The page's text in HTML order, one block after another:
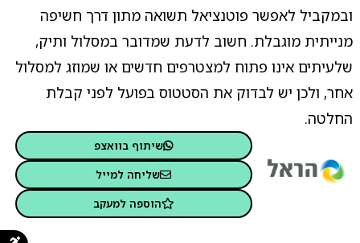
ובמקביל לאפשר פוטנציאל תשואה מתון דרך חשיפה
מנייתית מוגבלת. חשוב לדעת שמדובר במסלול ותיק,
שלעיתים אינו פתוח למצטרפים חדשים או שמוזג למסלול
אחר, ולכן יש לבדוק את הסטטוס בפועל לפני קבלת
החלטה.
שיתוף בוואצפ
שליחה למייל
הוספה למעקב